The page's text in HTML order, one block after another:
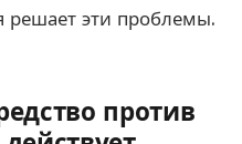
решает эти проблемы.
против